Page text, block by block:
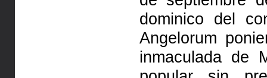
dominico del
Angelorum
inmaculada de